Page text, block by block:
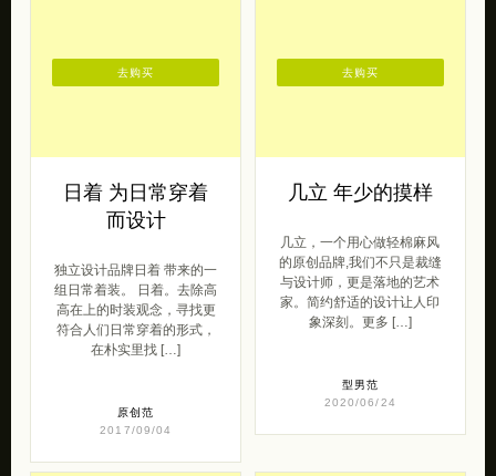
日着 为日常穿着
而设计
独立设计品牌日着 带来的一
组日常着装。 日着。去除高
高在上的时装观念，寻找更
符合人们日常穿着的形式，
在朴实里找 […]
原创范
2017/09/04
去购买
几立 年少的摸样
几立，一个用心做轻棉麻风
的原创品牌,我们不只是裁缝
与设计师，更是落地的艺术
家。简约舒适的设计让人印
象深刻。更多 […]
型男范
2020/06/24
去购买